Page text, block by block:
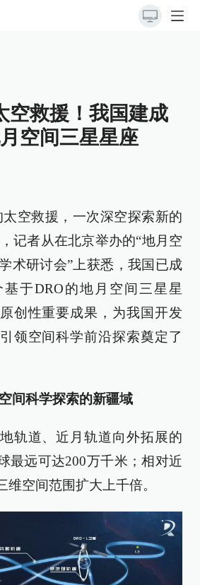
空救援！我国建成
空间三星星座
空救援，一次深空探索新的
记者从在北京举办的“地月空
术研讨会”上获悉，我国已成
于DRO的地月空间三星星
创性重要成果，为我国开发
领空间科学前沿探索奠定了
间科学探索的新疆域
轨道、近月轨道向外拓展的
最远可达200万千米；相对近
维空间范围扩大上千倍。